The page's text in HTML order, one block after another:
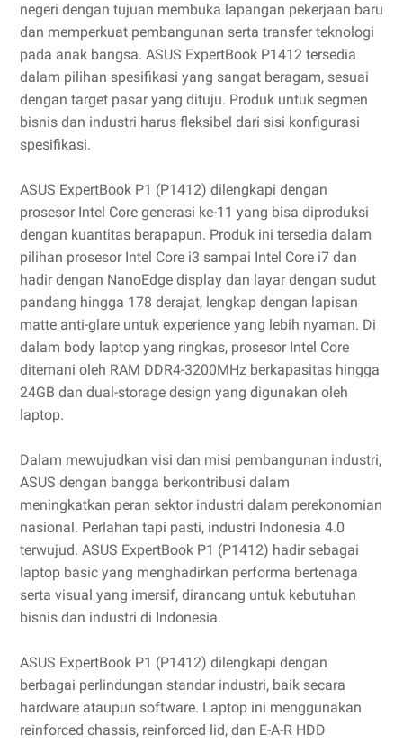
negeri dengan tujuan membuka lapangan pekerjaan baru
dan memperkuat pembangunan serta transfer teknologi
pada anak bangsa. ASUS ExpertBook P1412 tersedia
dalam pilihan spesifikasi yang sangat beragam, sesuai
dengan target pasar yang dituju. Produk untuk segmen
bisnis dan industri harus fleksibel dari sisi konfigurasi
spesifikasi.
ASUS ExpertBook P1 (P1412) dilengkapi dengan
prosesor Intel Core generasi ke-11 yang bisa diproduksi
dengan kuantitas berapapun. Produk ini tersedia dalam
pilihan prosesor Intel Core i3 sampai Intel Core i7 dan
hadir dengan NanoEdge display dan layar dengan sudut
pandang hingga 178 derajat, lengkap dengan lapisan
matte anti-glare untuk experience yang lebih nyaman. Di
dalam body laptop yang ringkas, prosesor Intel Core
ditemani oleh RAM DDR4-3200MHz berkapasitas hingga
24GB dan dual-storage design yang digunakan oleh
laptop.
Dalam mewujudkan visi dan misi pembangunan industri,
ASUS dengan bangga berkontribusi dalam
meningkatkan peran sektor industri dalam perekonomian
nasional. Perlahan tapi pasti, industri Indonesia 4.0
terwujud. ASUS ExpertBook P1 (P1412) hadir sebagai
laptop basic yang menghadirkan performa bertenaga
serta visual yang imersif, dirancang untuk kebutuhan
bisnis dan industri di Indonesia.
ASUS ExpertBook P1 (P1412) dilengkapi dengan
berbagai perlindungan standar industri, baik secara
hardware ataupun software. Laptop ini menggunakan
reinforced chassis, reinforced lid, dan E-A-R HDD